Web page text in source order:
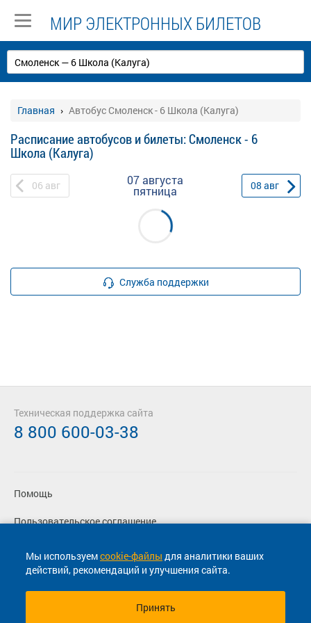
МИР ЭЛЕКТРОННЫХ БИЛЕТОВ
Главная Автобус Смоленск - 6 Школа (Калуга)
Расписание автобусов и билеты: Смоленск - 6
Школа (Калуга)
06 авг 07 августа
пятница 08 авг
Служба поддержки
Мы используемcookie-файлы для аналитики ваших
действий, рекомендаций и улучшения сайта.
Принять
Помощь
Пользовательское соглашение
Политика конфиденциальности
Согласие на маркетинговые сообщения
Техническая поддержка сайта
8 800 600-03-38
© 2013-2026, ООО "Капитал"- Онлайн сервис продажи